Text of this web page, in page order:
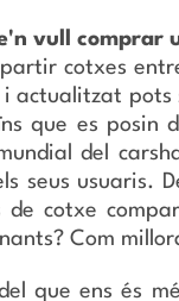
vull comprar
cotxes
actualitzat
que es posin
del
seus usuaris.
cotxe
Com
que ens és